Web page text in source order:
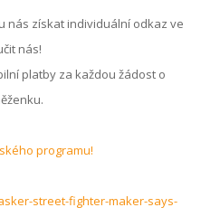
nás získat individuální odkaz ve
nás!
platby za každou žádost o
programu!
street-fighter-maker-says-